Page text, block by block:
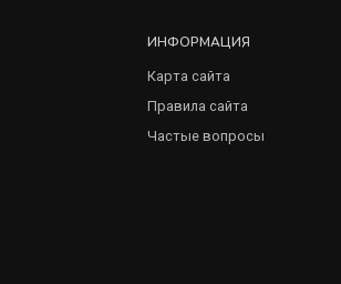
ИНФОРМАЦИЯ
Карта сайта
Правила сайта
Частые вопросы